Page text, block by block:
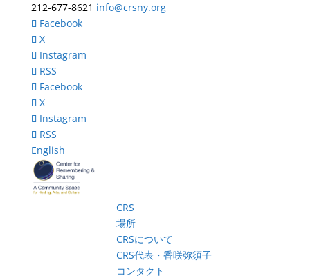
212-677-8621 info@crsny.org
Facebook
X
Instagram
RSS
Facebook
X
Instagram
RSS
English
CRS
場所
CRSについて
CRS代表・香咲弥須子
コンタクト